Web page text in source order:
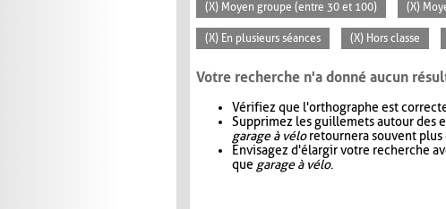
(X) Moyen groupe (entre 30 et 100) (X)
(X) En plusieurs séances (X) Hors classe
Votre recherche n'a donné aucun
Vérifiez que l'orthographe est
Supprimez les guillemets autour des
garage à véloretournera souvent plus
Envisagez d'élargir votre recherche
que garage à vélo.